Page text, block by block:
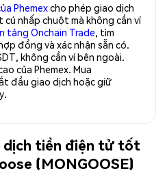
Phemexcho phép giao dịch
nhấp chuột mà không cần ví
tảng Onchain Trade, tìm
đồng và xác nhận sẵn có.
không cần ví bên ngoài.
của Phemex. Mua
đầu giao dịch hoặc giữ
dịch tiền điện tử tốt
(MONGOOSE)